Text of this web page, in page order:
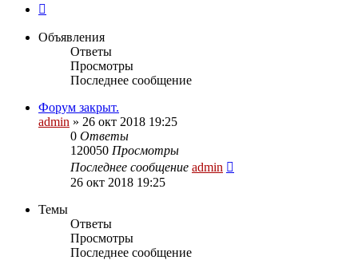
Объявления
Ответы
Просмотры
Последнее сообщение
Форум закрыт.
admin » 26 окт 2018 19:25
0 Ответы
120050 Просмотры
Последнее сообщение admin
26 окт 2018 19:25
Темы
Ответы
Просмотры
Последнее сообщение